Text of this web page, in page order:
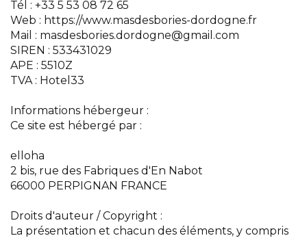
Tél : +33 5 53 08 72 65
Web : https://www.masdesbories-dordogne.fr
Mail : masdesbories.dordogne@gmail.com
SIREN : 533431029
APE : 5510Z
TVA : Hotel33
Informations hébergeur :
Ce site est hébergé par :
elloha
2 bis, rue des Fabriques d'En Nabot
66000 PERPIGNAN FRANCE
Droits d'auteur / Copyright :
La présentation et chacun des éléments, y compris